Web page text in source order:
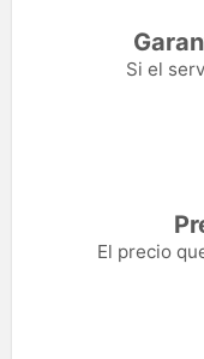
Si el
El precio